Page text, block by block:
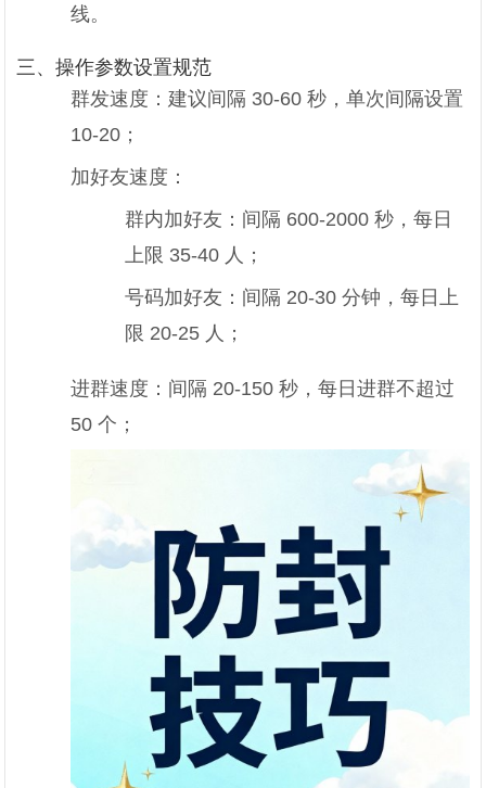
线。
三、操作参数设置规范
群发速度：建议间隔 30-60 秒，单次间隔设置
10-20；
加好友速度：
群内加好友：间隔 600-2000 秒，每日
上限 35-40 人；
号码加好友：间隔 20-30 分钟，每日上
限 20-25 人；
进群速度：间隔 20-150 秒，每日进群不超过
50 个；